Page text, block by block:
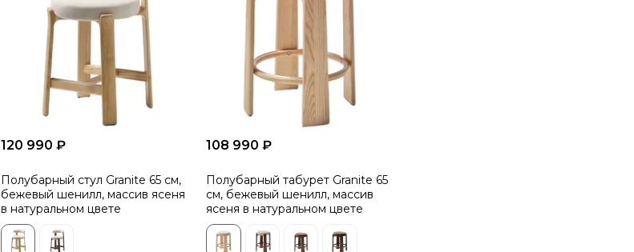
120 990 ₽
Полубарный стул Granite 65 см,
бежевый шенилл, массив ясеня
в натуральном цвете
108 990 ₽
Полубарный табурет Granite 65
см, бежевый шенилл, массив
ясеня в натуральном цвете